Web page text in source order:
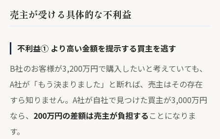
売主が受ける具体的な不利益
不利益① より高い金額を提示する買主を逃す
B社のお客様が3,200万円で購入したいと考えていても、
A社が「もう決まりました」と断れば、売主はその存在
すら知りません。A社が自社で見つけた買主が3,000万円
なら、 200万円の差額は売主が負担する ことになりま
す。